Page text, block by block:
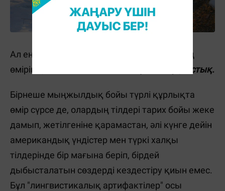
Ал енді үшінші әрі маңыздысы – бұлардың
өмірінің негізі саналатын
тілдеріндегі ұқсастық.
Бірнеше мыңжылдық бойы түрлі құрлықта
өмір сүрсе де, олардың тілдері тарих бойы жеке
дамып, жетілгеніне қарамастан, әлі күнге дейін
американдық үндістер мен түркі халқы
тілдерінде бір мағына беріп, бірдей
дыбысталатын сөздерді кездестіру қиын емес.
Бұл "лингвистикалық артифактілер" осы